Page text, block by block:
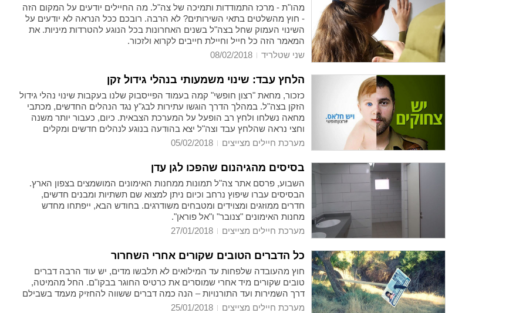
מהו"ת - מרכז התמודדות ותמיכה של צה"ל. מה החיילים יודעים על המקום הזה
- חוץ מהשלטים בתאי השירותים? לא הרבה. רובכם ככל הנראה לא יודעים על
השינוי העמוק שחל בצה"ל בשנים האחרונות בכל הנוגע להטרדות מיניות. את
המאמר הזה כל חייל וחיילת חייבים לקרוא ולזכור.
שני שטלריד
הלחץ עבד: שינוי משמעותי בנהלי גידול זקן
כזכור, מחאת "רצון חופשי" קמה בעמוד הפייסבוק שלנו בעקבות שינוי נהלי גידול
הזקן בצה"ל. במהלך הדרך הוגשו עתירות לבג"ץ נגד הנהלים החדשים, מכתבי
מחאה נשלחו ולחץ רב הופעל על המערכת הצבאית. כיום, כעבור יותר משנה
וחצי נראה שהלחץ עבד וצה"ל יצא בהודעה בנוגע לנהלים חדשים ומקלים
בעניין.
מערכת חיילים מצייצים
בסיסים מהגיהנום שהפכו לגן עדן
השבוע, פרסם אתר צה"ל תמונות ממחנות האימונים המושמצים בצפון הארץ.
הבסיסים עברו שיפוץ נרחב וכיום ניתן למצוא שם תשתיות ומבנים חדשים,
חדרים ממוזגים ומצוידים ומטבחים משודרגים. בחודש הבא, ייפתחו מחדש
מחנות האימונים "צנובר" ו"אל פוראן".
מערכת חיילים מצייצים
כל הדברים הטובים שקורים אחרי השחרור
חוץ מהעובדה שלפחות עד המילואים לא תלבשו מדים, יש עוד הרבה דברים
טובים שקורים מיד אחרי שמוסרים את כרטיס החוגר בבקו"ם. החל מהמיטה,
דרך השמירות ועד התורנויות – הנה כמה דברים ששווה להחזיק מעמד בשבילם
מערכת חיילים מצייצים